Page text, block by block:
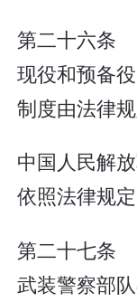
第二十六条
现役和预备
制度由法律规
中国人民解
依照法律规
第二十七条
武装警察部